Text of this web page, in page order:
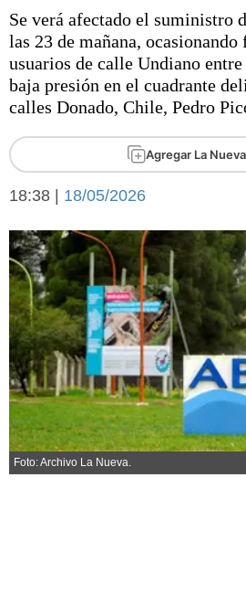
Deportes
Liga del
Fútbol
Federal A
Aplausos
Cines
Economía y campo
Espacio
Sociedad y tiempo
libre
Sociedad
Turismo
Salud
Es viral
El tiempo
Fúnebres
Clasificados
Horóscopo
Se verá afectado el suministro
las 23 de mañana, ocasionando
usuarios de calle Undiano
baja presión en el cuadrante
calles Donado, Chile, Pedro
Agregar La
18:38 | 18/05/2026
Foto: Archivo La Nueva.